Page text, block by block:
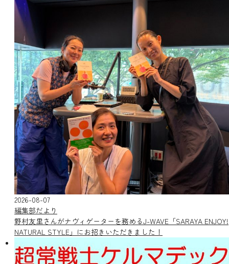
2026-08-07
編集部だより
野村友里さんがナヴィゲーターを務めるJ-WAVE「SARAYA ENJOY!
NATURAL STYLE」にお招きいただきました！